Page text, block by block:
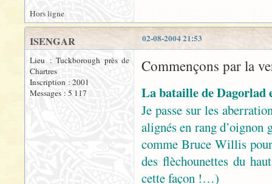
Hors ligne
02-08-2004 21:53
ISENGAR
Lieu : Tuckborough près de
Chartres
Inscription : 2001
Messages : 5 117
Commençons par la
La bataille de Dagorlad
Je passe sur les
alignés en rang d’oignon
comme Bruce Willis
des flèchounettes du
cette façon !…)